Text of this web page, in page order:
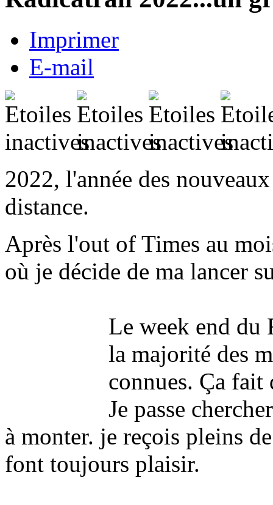
Imprimer
E-mail
2022, l'année des
distance.
Après l'out of Times au
où je décide de ma lancer
Le week end du
la majorité des
connues. Ça fait
Je passe
à monter. je reçois pleins
font toujours plaisir.